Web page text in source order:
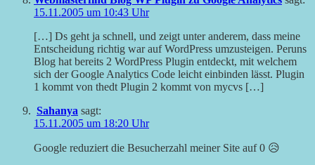
15.11.2005 um 10:43 Uhr
[…] Ds geht ja schnell, und zeigt unter anderem, dass meine
Entscheidung richtig war auf WordPress umzusteigen. Peruns
Blog hat bereits 2 WordPress Plugin entdeckt, mit welchem
sich der Google Analytics Code leicht einbinden lässt. Plugin
1 kommt von thedt Plugin 2 kommt von mycvs […]
Sahanya sagt:
15.11.2005 um 18:20 Uhr
Google reduziert die Besucherzahl meiner Site auf 0 😥